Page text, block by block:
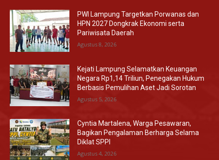
PWI Lampung Targetkan Porwanas dan
HPN 2027 Dongkrak Ekonomi serta
Pariwisata Daerah
Agustus 8, 2026
Kejati Lampung Selamatkan Keuangan
Negara Rp1,14 Triliun, Penegakan Hukum
Berbasis Pemulihan Aset Jadi Sorotan
Agustus 5, 2026
Cyntia Martalena, Warga Pesawaran,
Bagikan Pengalaman Berharga Selama
Diklat SPPI
Agustus 4, 2026